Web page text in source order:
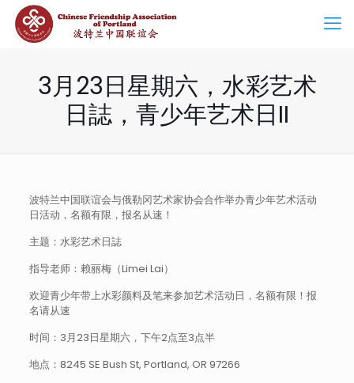
3月23日星期六，水彩艺术
日誌，青少年艺术日II
波特兰中国联谊会与俄勒冈艺术家协会合作举办青少年艺术活动
日活动，名额有限，报名从速！
主题：水彩艺术日誌
指导老师：赖丽梅（Limei Lai）
欢迎青少年带上水彩颜料及笔来参加艺术活动日，名额有限！报
名请从速
时间：3月23日星期六，下午2点至3点半
地点：8245 SE Bush St, Portland, OR 97266